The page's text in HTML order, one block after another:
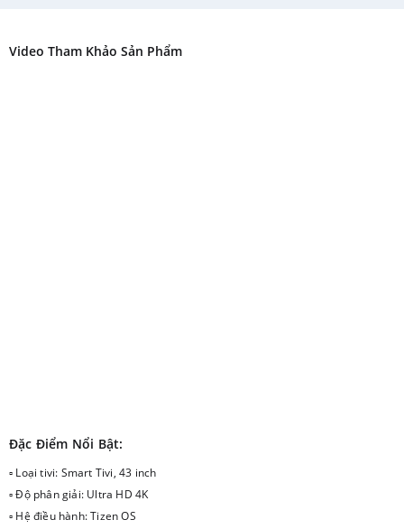
Video Tham Khảo Sản Phẩm
Đặc Điểm Nổi Bật:
▫ Loại tivi: Smart Tivi, 43 inch
▫ Độ phân giải: Ultra HD 4K
▫ Hệ điều hành: Tizen OS